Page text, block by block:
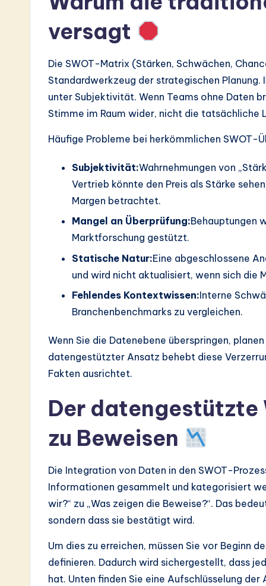
In
versagt
Die SWOT-Matrix (Stärken, Schwächen,
Standardwerkzeug der strategischen
unter Subjektivität. Wenn Teams ohne Daten
Stimme im Raum wider, nicht die tatsächliche
Häufige Probleme bei herkömmlichen SWOT-
Subjektivität:Wahrnehmungen von
Vertrieb könnte den Preis als Stärke
Margen betrachtet.
Mangel an Überprüfung:Behauptungen
Marktforschung gestützt.
Statische Natur:Eine abgeschlossene
und wird nicht aktualisiert, wenn sich die
Fehlendes Kontextwissen:Interne
Branchenbenchmarks zu vergleichen.
Wenn Sie die Datenebene überspringen,
datengestützter Ansatz behebt diese
Fakten ausrichtet.
Der datengestützte
zu Beweisen
Die Integration von Daten in den SWOT-
Informationen gesammelt und kategorisiert
wir?“ zu „Was zeigen die Beweise?“. Das
sondern dass sie bestätigt wird.
Um dies zu erreichen, müssen Sie vor Beginn
definieren. Dadurch wird sichergestellt, dass
hat. Unten finden Sie eine Aufschlüsselung